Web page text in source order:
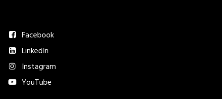
Facebook
LinkedIn
Instagram
YouTube